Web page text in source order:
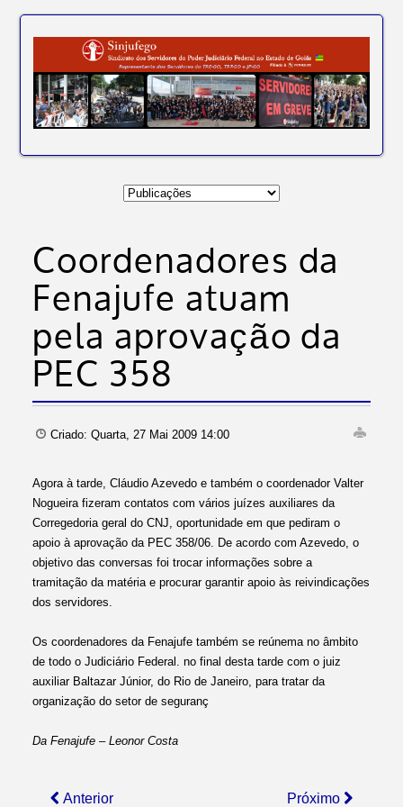
Coordenadores da
Fenajufe atuam
pela aprovação da
PEC 358
Criado: Quarta, 27 Mai 2009 14:00
Agora à tarde, Cláudio Azevedo e também o coordenador Valter
Nogueira fizeram contatos com vários juízes auxiliares da
Corregedoria geral do CNJ, oportunidade em que pediram o
apoio à aprovação da PEC 358/06. De acordo com Azevedo, o
objetivo das conversas foi trocar informações sobre a
tramitação da matéria e procurar garantir apoio às reivindicações
dos servidores.
Os coordenadores da Fenajufe também se reúnema no âmbito
de todo o Judiciário Federal. no final desta tarde com o juiz
auxiliar Baltazar Júnior, do Rio de Janeiro, para tratar da
organização do setor de seguranç
Da Fenajufe – Leonor Costa
Anterior Próximo